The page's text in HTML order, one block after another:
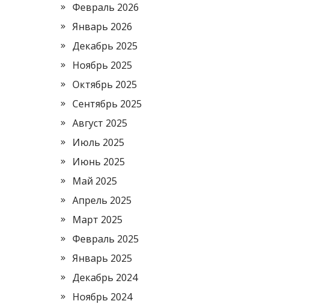
Февраль 2026
Январь 2026
Декабрь 2025
Ноябрь 2025
Октябрь 2025
Сентябрь 2025
Август 2025
Июль 2025
Июнь 2025
Май 2025
Апрель 2025
Март 2025
Февраль 2025
Январь 2025
Декабрь 2024
Ноябрь 2024